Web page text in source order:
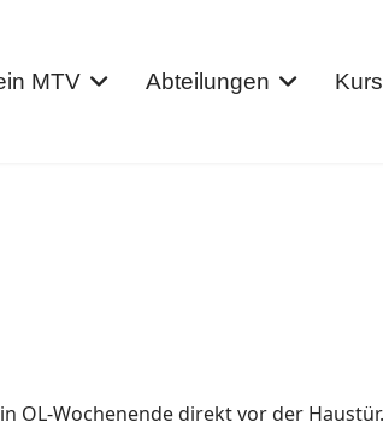
MTV Abteilungen
OL-Wochenende direkt vor der